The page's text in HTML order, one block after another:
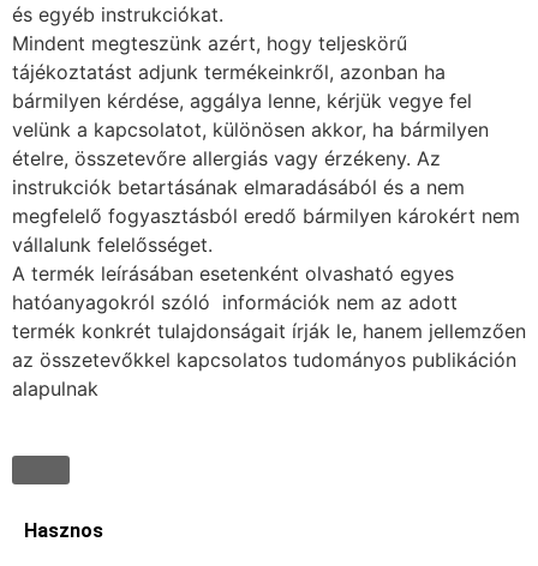
és egyéb instrukciókat.
Mindent megteszünk azért, hogy teljeskörű
tájékoztatást adjunk termékeinkről, azonban ha
bármilyen kérdése, aggálya lenne, kérjük vegye fel
velünk a kapcsolatot, különösen akkor, ha bármilyen
ételre, összetevőre allergiás vagy érzékeny. Az
instrukciók betartásának elmaradásából és a nem
megfelelő fogyasztásból eredő bármilyen károkért nem
vállalunk felelősséget.
A termék leírásában esetenként olvasható egyes
hatóanyagokról szóló információk nem az adott
termék konkrét tulajdonságait írják le, hanem jellemzően
az összetevőkkel kapcsolatos tudományos publikáción
alapulnak
Hasznos